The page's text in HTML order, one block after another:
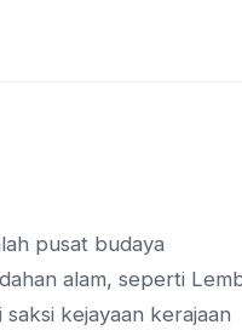
pusat budaya
alam, seperti
kejayaan kerajaan